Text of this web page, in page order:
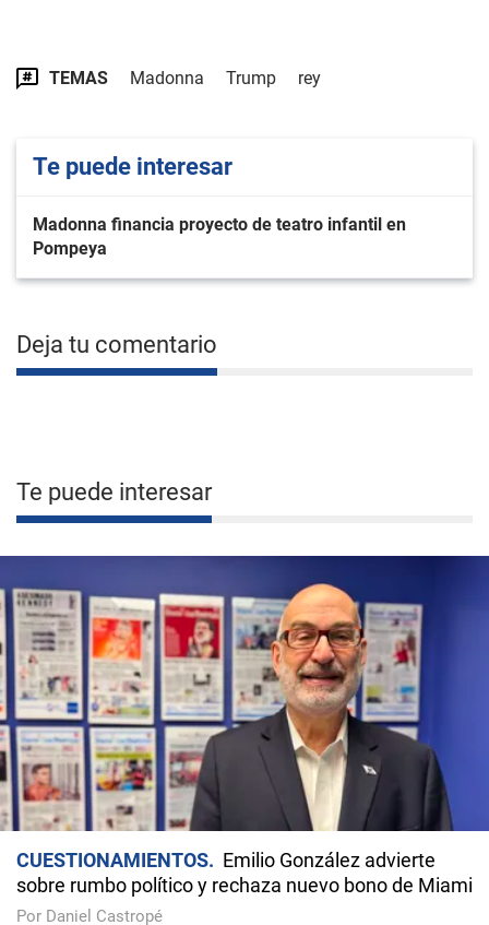
TEMAS Madonna Trump rey
Te puede interesar
Madonna financia proyecto de teatro infantil en
Pompeya
Deja tu comentario
Te puede interesar
CUESTIONAMIENTOS
Emilio González advierte
sobre rumbo político y rechaza nuevo bono de Miami
Por Daniel Castropé